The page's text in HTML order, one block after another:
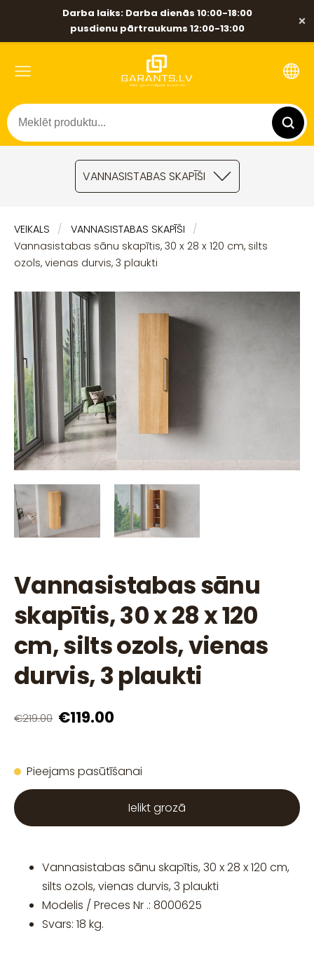
Darba laiks: Darba dienās 10:00-18:00
pusdienu pārtraukums 12:00-13:00
×
VANNASISTABAS SKAPĪŠI
VEIKALS
VANNASISTABAS SKAPĪŠI
Vannasistabas sānu skapītis, 30 x 28 x 120 cm, silts
ozols, vienas durvis, 3 plaukti
Vannasistabas sānu
skapītis, 30 x 28 x 120
cm, silts ozols, vienas
durvis, 3 plaukti
€219.00 €119.00
Pieejams pasūtīšanai
Ielikt grozā
Vannasistabas sānu skapītis, 30 x 28 x 120 cm,
silts ozols, vienas durvis, 3 plaukti
Modelis / Preces Nr .: 8000625
Svars: 18 kg.